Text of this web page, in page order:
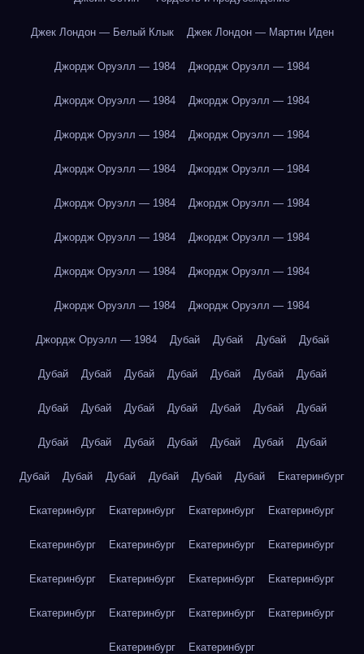
Джек Лондон — Белый Клык Джек Лондон — Мартин Иден
Джордж Оруэлл — 1984 Джордж Оруэлл — 1984
Джордж Оруэлл — 1984 Джордж Оруэлл — 1984
Джордж Оруэлл — 1984 Джордж Оруэлл — 1984
Джордж Оруэлл — 1984 Джордж Оруэлл — 1984
Джордж Оруэлл — 1984 Джордж Оруэлл — 1984
Джордж Оруэлл — 1984 Джордж Оруэлл — 1984
Джордж Оруэлл — 1984 Джордж Оруэлл — 1984
Джордж Оруэлл — 1984 Джордж Оруэлл — 1984
Джордж Оруэлл — 1984 Дубай Дубай Дубай Дубай
Дубай Дубай Дубай Дубай Дубай Дубай Дубай
Дубай Дубай Дубай Дубай Дубай Дубай Дубай
Дубай Дубай Дубай Дубай Дубай Дубай Дубай
Дубай Дубай Дубай Дубай Дубай Дубай Екатеринбург
Екатеринбург Екатеринбург Екатеринбург Екатеринбург
Екатеринбург Екатеринбург Екатеринбург Екатеринбург
Екатеринбург Екатеринбург Екатеринбург Екатеринбург
Екатеринбург Екатеринбург Екатеринбург Екатеринбург
Екатеринбург Екатеринбург